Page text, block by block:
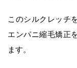
このシルクレッチ
エンパニ縮毛矯正
ます。